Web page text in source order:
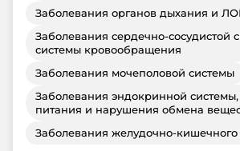
Заболевания органов дыхания и
Заболевания сердечно-сосудистой
системы кровообращения
Заболевания мочеполовой системы
Заболевания эндокринной системы,
питания и нарушения обмена
Заболевания желудочно-кишечного